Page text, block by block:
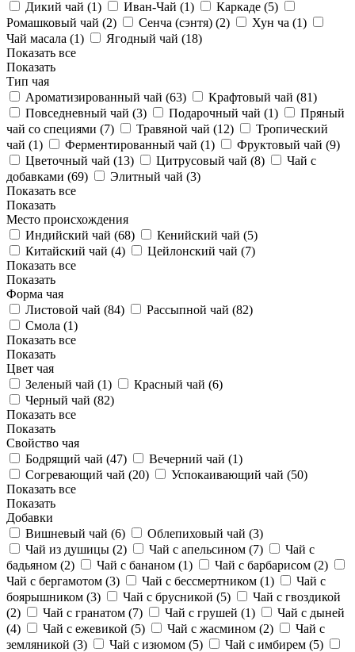
Дикий чай (1) Иван-Чай (1) Каркаде (5)
Ромашковый чай (2) Сенча (сэнтя) (2) Хун ча (1)
Чай масала (1) Ягодный чай (18)
Показать все
Показать
Тип чая
Ароматизированный чай (63) Крафтовый чай (81)
Повседневный чай (3) Подарочный чай (1)
Пряный
чай со специями (7) Травяной чай (12)
Тропический
чай (1) Ферментированный чай (1) Фруктовый чай (9)
Цветочный чай (13) Цитрусовый чай (8)
Чай с
добавками (69) Элитный чай (3)
Показать все
Показать
Место происхождения
Индийский чай (68) Кенийский чай (5)
Китайский чай (4) Цейлонский чай (7)
Показать все
Показать
Форма чая
Листовой чай (84) Рассыпной чай (82)
Смола (1)
Показать все
Показать
Цвет чая
Зеленый чай (1) Красный чай (6)
Черный чай (82)
Показать все
Показать
Свойство чая
Бодрящий чай (47) Вечерний чай (1)
Согревающий чай (20) Успокаивающий чай (50)
Показать все
Показать
Добавки
Вишневый чай (6) Облепиховый чай (3)
Чай из душицы (2) Чай с апельсином (7)
Чай с
бадьяном (2) Чай с бананом (1) Чай с барбарисом (2)
Чай с бергамотом (3) Чай с бессмертником (1)
Чай с
боярышником (3) Чай с брусникой (5)
Чай с гвоздикой
(2) Чай с гранатом (7) Чай с грушей (1)
Чай с дыней
(4) Чай с ежевикой (5) Чай с жасмином (2)
Чай с
земляникой (3) Чай с изюмом (5) Чай с имбирем (5)